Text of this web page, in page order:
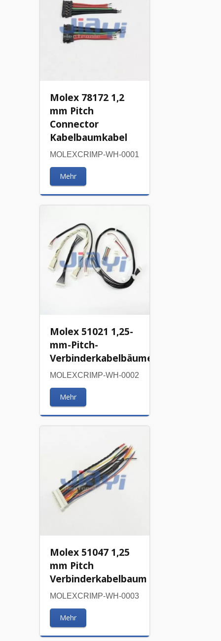
Molex 78172 1,2
mm Pitch
Connector
Kabelbaumkabel
MOLEXCRIMP-WH-0001
Mehr
Molex 51021 1,25-
mm-Pitch-
Verbinderkabelbäume
MOLEXCRIMP-WH-0002
Mehr
Molex 51047 1,25
mm Pitch
Verbinderkabelbaum
MOLEXCRIMP-WH-0003
Mehr